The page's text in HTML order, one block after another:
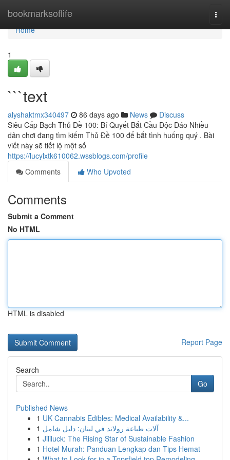
bookmarksoflife
Home
Home
1
```text
alyshaktmx340497 86 days ago News
Discuss
Siêu Cấp Bạch Thủ Đề 100: Bí Quyết Bắt Cầu Độc Đáo Nhiều
dân chơi đang tìm kiếm Thủ Đề 100 để bắt tình huống quý . Bài
viết này sẽ tiết lộ một số
https://lucylxtk610062.wssblogs.com/profile
Comments
Who Upvoted
Comments
Submit a Comment
No HTML
HTML is disabled
Report Page
Search
Go
Published News
1 UK Cannabis Edibles: Medical Availability &...
1 آلات طباعة رولاند في لبنان: دليل شامل
1 Jililuck: The Rising Star of Sustainable Fashion
1 Hotel Murah: Panduan Lengkap dan Tips Hemat